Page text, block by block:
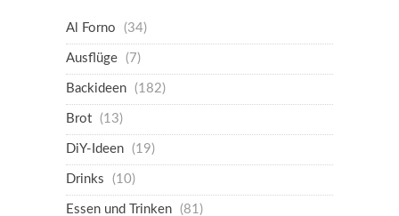
Al Forno (34)
Ausflüge (7)
Backideen (182)
Brot (13)
DiY-Ideen (19)
Drinks (10)
Essen und Trinken (81)